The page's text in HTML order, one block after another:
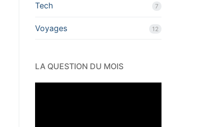
Tech 7
Voyages 12
LA QUESTION DU MOIS